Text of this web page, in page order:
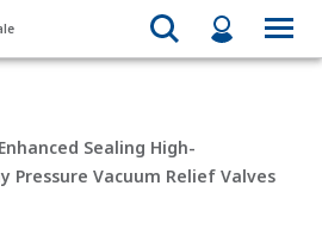
Sealing High-
Pressure Vacuum Relief Valves